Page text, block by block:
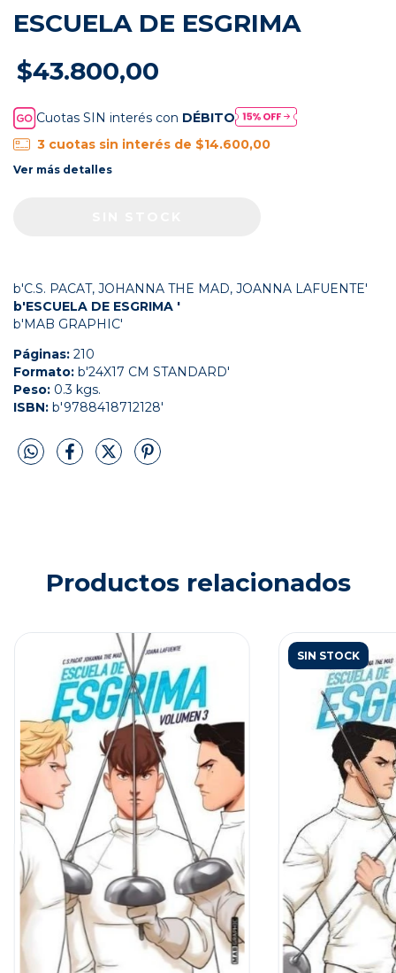
ESCUELA DE ESGRIMA
$43.800,00
Cuotas SIN interés con DÉBITO
3 cuotas sin interés de $14.600,00
Ver más detalles
b'C.S. PACAT, JOHANNA THE MAD, JOANNA LAFUENTE'
b'ESCUELA DE ESGRIMA '
b'MAB GRAPHIC'
Páginas: 210
Formato: b'24X17 CM STANDARD'
Peso: 0.3 kgs.
ISBN: b'9788418712128'
Productos relacionados
SIN STOCK